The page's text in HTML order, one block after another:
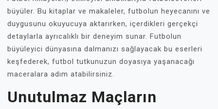
büyüler. Bu kitaplar ve makaleler, futbolun heyecanını ve
duygusunu okuyucuya aktarırken, içerdikleri gerçekçi
detaylarla ayrıcalıklı bir deneyim sunar. Futbolun
büyüleyici dünyasına dalmanızı sağlayacak bu eserleri
keşfederek, futbol tutkunuzun doyasıya yaşanacağı
maceralara adım atabilirsiniz.
Unutulmaz Maçların